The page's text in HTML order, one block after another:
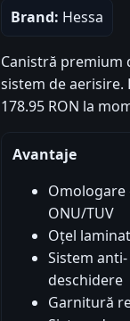
Brand: Hessa
Canistră premium
sistem de aerisire.
178.95 RON la
Avantaje
Omologare
ONU/TUV
Oțel
Sistem anti-
deschidere
Garnitură